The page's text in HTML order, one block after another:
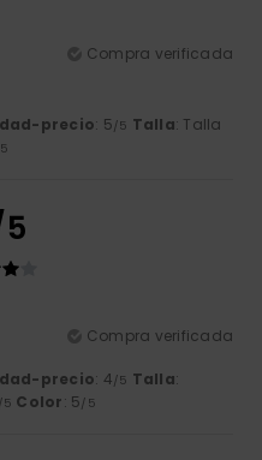
Compra verificada
precio: 5/5 Talla: Talla
Compra verificada
precio: 4/5 Talla:
/5 Color: 5/5